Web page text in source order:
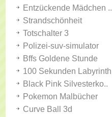
Entzückende Mädchen ..
Strandschönheit
Totschalter 3
Polizei-suv-simulator
Bffs Goldene Stunde
100 Sekunden Labyrinth
Black Pink Silvesterko..
Pokemon Malbücher
Curve Ball 3d